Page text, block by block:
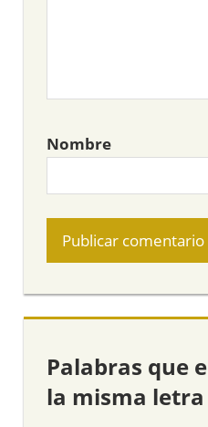
Nombre
Palabras que
la misma letra